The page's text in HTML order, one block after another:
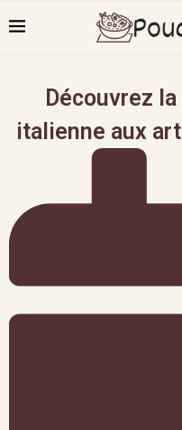
Découvrez
italienne aux